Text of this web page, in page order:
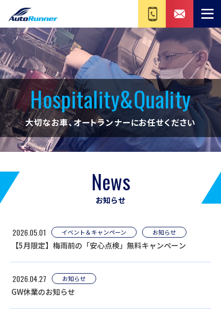
Hospitality&Quality
大切なお車、オートランナーにお任せください
News
お知らせ
2026.05.01 イベント＆キャンペーン お知らせ
【5月限定】梅雨前の「安心点検」無料キャンペーン
2026.04.27 お知らせ
GW休業のお知らせ